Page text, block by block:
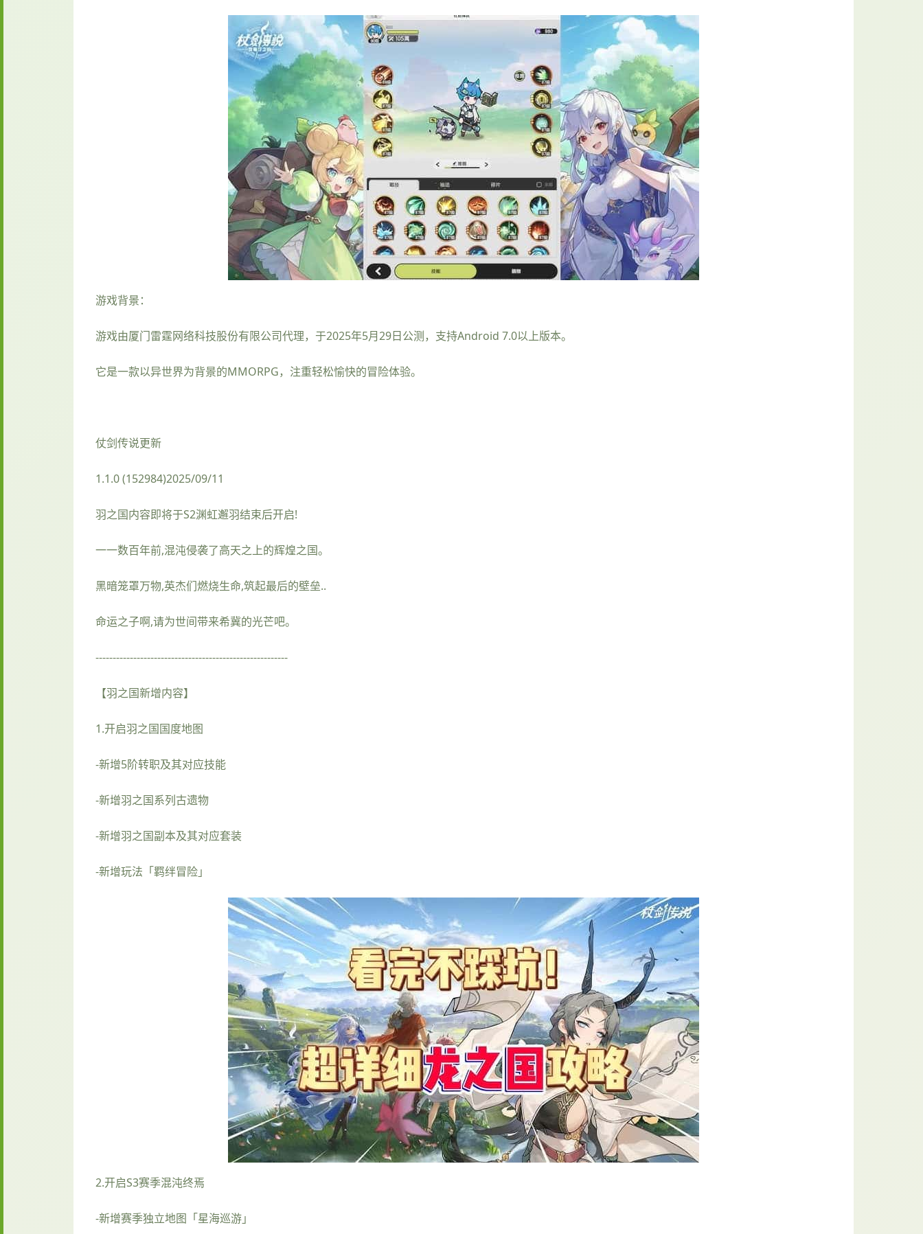
游戏背景：
游戏由厦门雷霆网络科技股份有限公司代理，于2025年5月29日公测，支持Android 7.0以上版本。
它是一款以异世界为背景的MMORPG，注重轻松愉快的冒险体验。
仗剑传说更新
1.1.0 (152984)2025/09/11
羽之国内容即将于S2渊虹邂羽结束后开启!
一一数百年前,混沌侵袭了高天之上的辉煌之国。
黑暗笼罩万物,英杰们燃烧生命,筑起最后的壁垒..
命运之子啊,请为世间带来希冀的光芒吧。
--------------------------------------------------------
【羽之国新增内容】
1.开启羽之国国度地图
-新增5阶转职及其对应技能
-新增羽之国系列古遗物
-新增羽之国副本及其对应套装
-新增玩法「羁绊冒险」
2.开启S3赛季混沌终焉
-新增赛季独立地图「星海巡游」